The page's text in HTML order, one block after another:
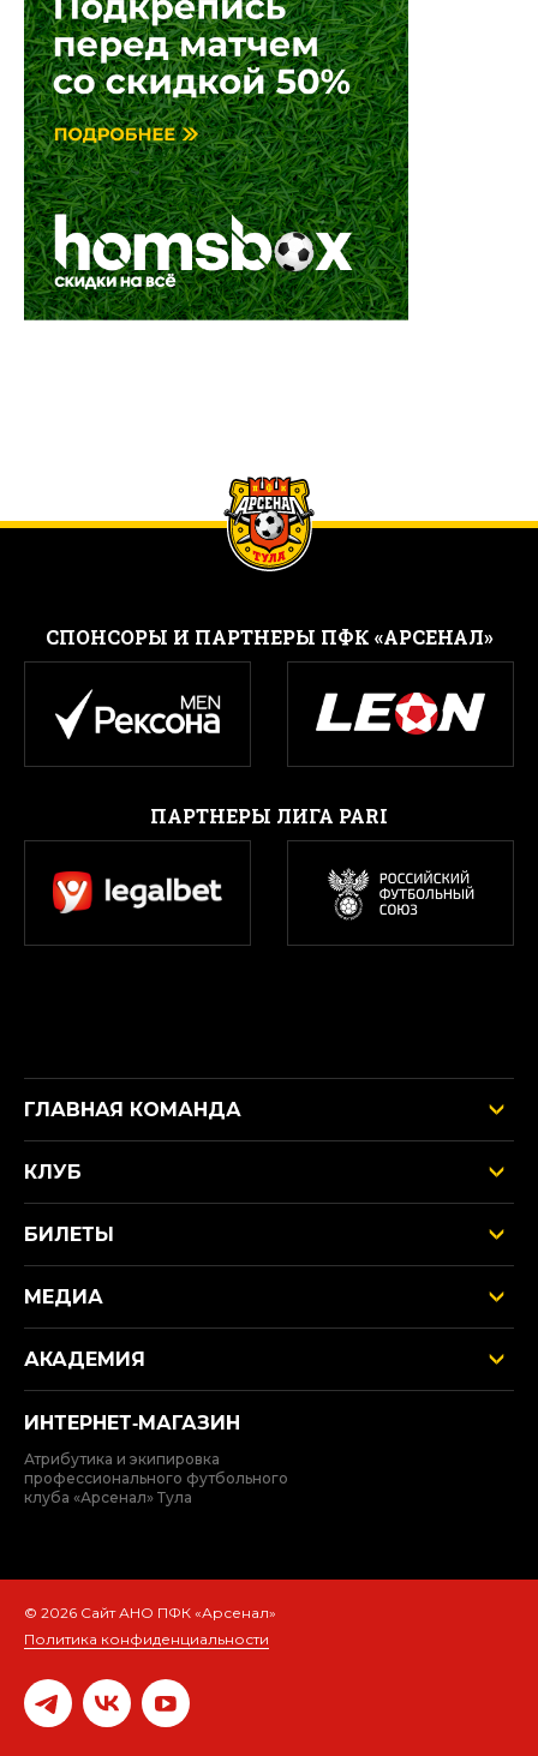
CПОНСОРЫ И ПАРТНЕРЫ ПФК «АРСЕНАЛ»
ПАРТНЕРЫ ЛИГА PARI
ГЛАВНАЯ КОМАНДА
КЛУБ
БИЛЕТЫ
МЕДИА
АКАДЕМИЯ
ИНТЕРНЕТ‑МАГАЗИН
Атрибутика и экипировка
профессионального футбольного
клуба «Арсенал» Тула
© 2026 Сайт АНО ПФК «Арсенал»
Политика конфиденциальности